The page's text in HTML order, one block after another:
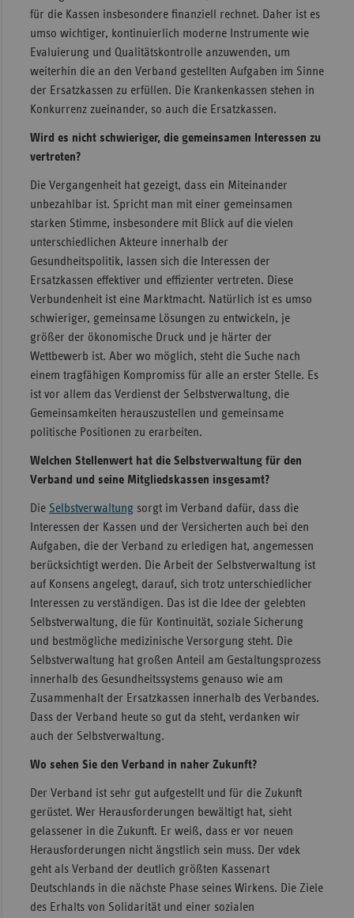
für die Kassen insbesondere finanziell rechnet. Daher ist es
umso wichtiger, kontinuierlich moderne Instrumente wie
Evaluierung und Qualitätskontrolle anzuwenden, um
weiterhin die an den Verband gestellten Aufgaben im Sinne
der Ersatzkassen zu erfüllen. Die Krankenkassen stehen in
Konkurrenz zueinander, so auch die Ersatzkassen.
Wird es nicht schwieriger, die gemeinsamen Interessen zu
vertreten?
Die Vergangenheit hat gezeigt, dass ein Miteinander
unbezahlbar ist. Spricht man mit einer gemeinsamen
starken Stimme, insbesondere mit Blick auf die vielen
unterschiedlichen Akteure innerhalb der
Gesundheitspolitik, lassen sich die Interessen der
Ersatzkassen effektiver und effizienter vertreten. Diese
Verbundenheit ist eine Marktmacht. Natürlich ist es umso
schwieriger, gemeinsame Lösungen zu entwickeln, je
größer der ökonomische Druck und je härter der
Wettbewerb ist. Aber wo möglich, steht die Suche nach
einem tragfähigen Kompromiss für alle an erster Stelle. Es
ist vor allem das Verdienst der Selbstverwaltung, die
Gemeinsamkeiten herauszustellen und gemeinsame
politische Positionen zu erarbeiten.
Welchen Stellenwert hat die Selbstverwaltung für den
Verband und seine Mitgliedskassen insgesamt?
Die Selbstverwaltung sorgt im Verband dafür, dass die
Interessen der Kassen und der Versicherten auch bei den
Aufgaben, die der Verband zu erledigen hat, angemessen
berücksichtigt werden. Die Arbeit der Selbstverwaltung ist
auf Konsens angelegt, darauf, sich trotz unterschiedlicher
Interessen zu verständigen. Das ist die Idee der gelebten
Selbstverwaltung, die für Kontinuität, soziale Sicherung
und bestmögliche medizinische Versorgung steht. Die
Selbstverwaltung hat großen Anteil am Gestaltungsprozess
innerhalb des Gesundheitssystems genauso wie am
Zusammenhalt der Ersatzkassen innerhalb des Verbandes.
Dass der Verband heute so gut da steht, verdanken wir
auch der Selbstverwaltung.
Wo sehen Sie den Verband in naher Zukunft?
Der Verband ist sehr gut aufgestellt und für die Zukunft
gerüstet. Wer Herausforderungen bewältigt hat, sieht
gelassener in die Zukunft. Er weiß, dass er vor neuen
Herausforderungen nicht ängstlich sein muss. Der vdek
geht als Verband der deutlich größten Kassenart
Deutschlands in die nächste Phase seines Wirkens. Die Ziele
des Erhalts von Solidarität und einer sozialen